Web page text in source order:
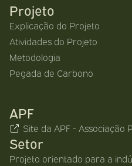
Projeto
Explicação do Projeto
Atividades do Projeto
Metodologia
Pegada de Carbono
APF
Site da APF - Associação
Setor
Projeto orientado para a